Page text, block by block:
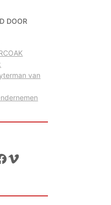
DOOR
van
Vimeo